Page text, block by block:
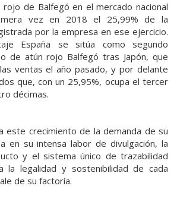
de Balfegó en el mercado nacional
vez en 2018 el 25,99% de la
por la empresa en ese ejercicio.
España se sitúa como segundo
de atún rojo Balfegó tras Japón, que
ventas el año pasado, y por delante
que, con un 25,95%, ocupa el tercer
décimas.
este crecimiento de la demanda de su
en su intensa labor de divulgación, la
y el sistema único de trazabilidad
la legalidad y sostenibilidad de cada
de su factoría.